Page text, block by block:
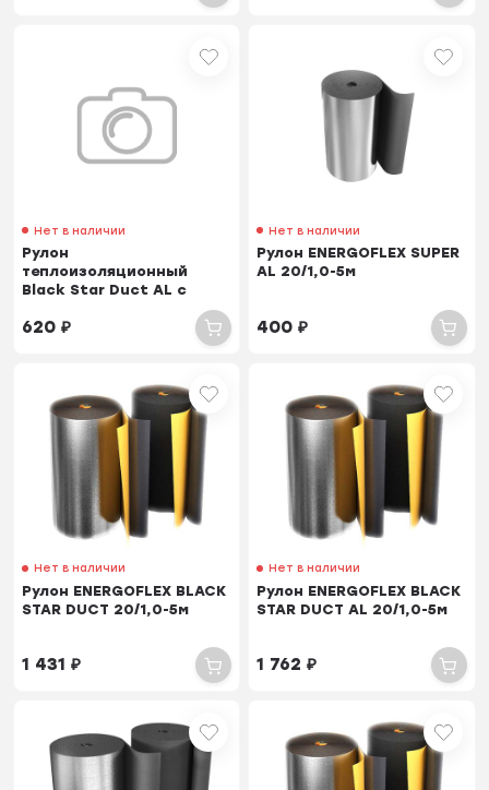
Нет в наличии
Рулон
теплоизоляционный
Black Star Duct AL с
покрытием алюминиевой
фольгой ROLS ISOMARKET
620₽
Нет в наличии
Рулон ENERGOFLEX SUPER
AL 20/1,0-5м
400₽
Нет в наличии
Рулон ENERGOFLEX BLACK
STAR DUCT 20/1,0-5м
1 431₽
Нет в наличии
Рулон ENERGOFLEX BLACK
STAR DUCT AL 20/1,0-5м
1 762₽